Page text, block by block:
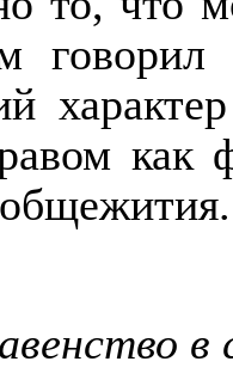
говорил
как